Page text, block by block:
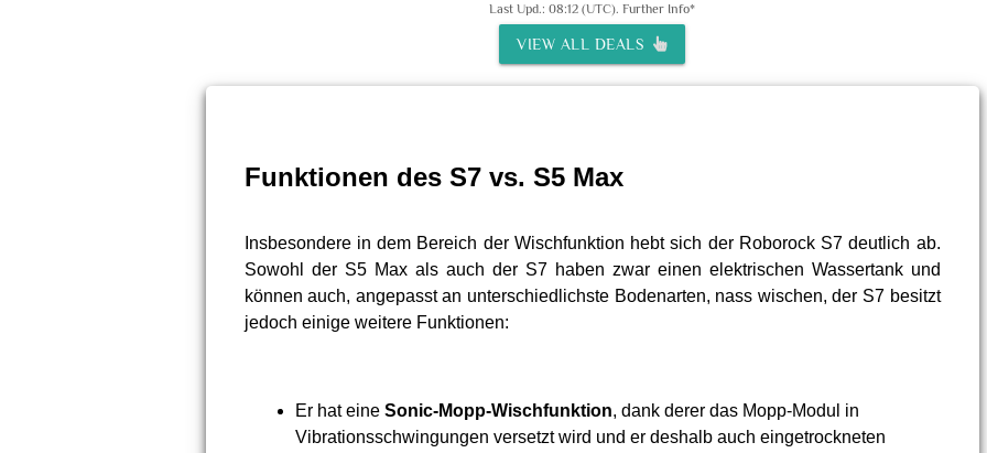
Last Upd.: 08:12 (UTC).Further Info*
VIEW ALL DEALS
Funktionen des S7 vs. S5 Max
Insbesondere in dem Bereich der Wischfunktion hebt sich der Roborock S7 deutlich ab.
Sowohl der S5 Max als auch der S7 haben zwar einen elektrischen Wassertank und
können auch, angepasst an unterschiedlichste Bodenarten, nass wischen, der S7 besitzt
jedoch einige weitere Funktionen:
Er hat eine Sonic-Mopp-Wischfunktion, dank derer das Mopp-Modul in
Vibrationsschwingungen versetzt wird und er deshalb auch eingetrockneten